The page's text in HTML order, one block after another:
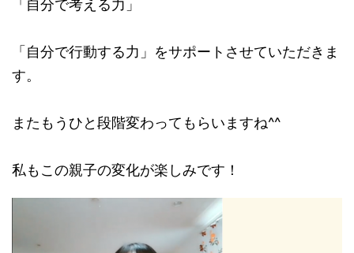
「自分で考える力」
「自分で行動する力」をサポートさせていただきま
す。
またもうひと段階変わってもらいますね^^
私もこの親子の変化が楽しみです！